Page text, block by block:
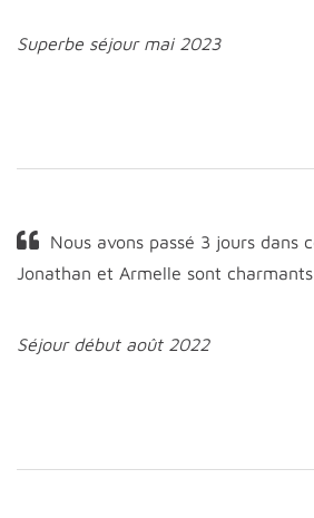
Superbe séjour mai 2023
Nous avons passé 3 jours
Jonathan et Armelle sont
Séjour début août 2022